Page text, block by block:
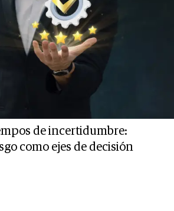
de incertidumbre:
como ejes de decisión